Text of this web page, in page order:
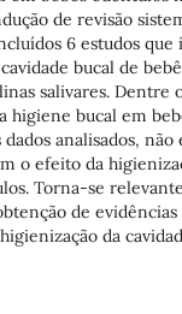
de revisão
6 estudos que
bucal de
salivares. Dentre
higiene bucal em
analisados, não
o efeito da
Torna-se
de
da